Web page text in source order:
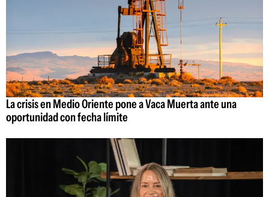
La crisis en Medio Oriente pone a Vaca Muerta ante una
oportunidad con fecha límite